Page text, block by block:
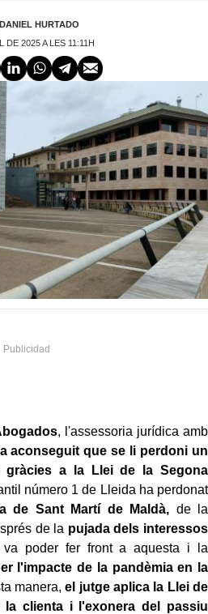
DANIEL HURTADO
DE 2025 A LES 11:11H
, l'assessoria jurídica amb
aconseguit que se li perdoni un
gràcies a la Llei de la Segona
número 1 de Lleida ha perdonat
de Sant Martí de Maldà, de la
de la pujada dels interessos
va poder fer front a aquesta i la
l'impacte de la pandèmia en la
manera,el jutge aplica la Llei de
la clienta i l'exonera del passiu